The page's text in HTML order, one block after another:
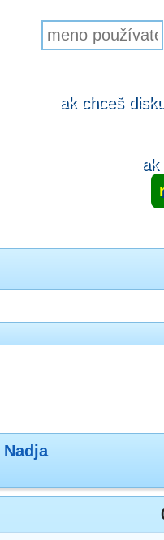
ak chceš
ak
Nadja